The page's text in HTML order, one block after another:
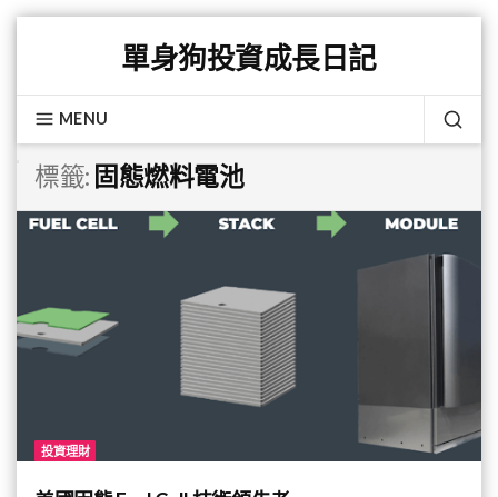
content
單身狗投資成長日記
MENU
標籤: 固態燃料電池
投資理財